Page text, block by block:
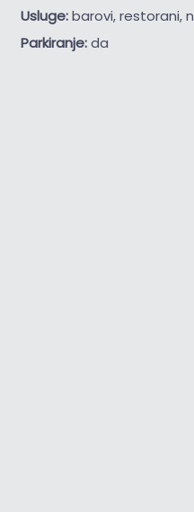
Usluge:barovi, restorani,
Parkiranje:da